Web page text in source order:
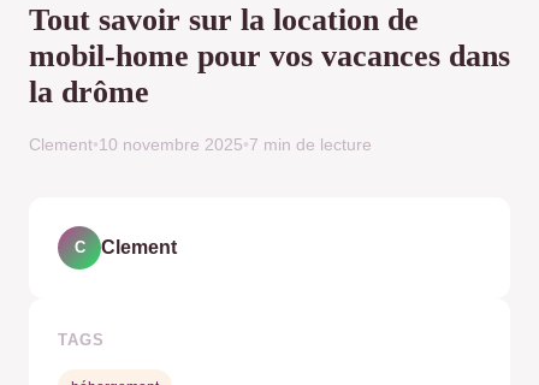
Tout savoir sur la location de
mobil-home pour vos vacances dans
la drôme
Clement•10 novembre 2025•7 min de lecture
C Clement
TAGS